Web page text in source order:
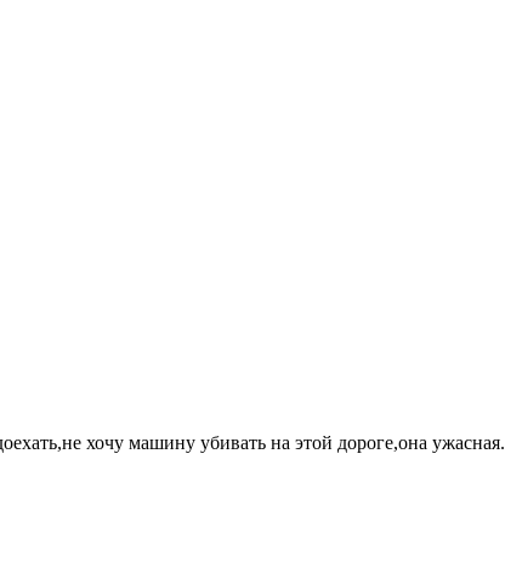
хочу машину убивать на этой дороге,она ужасная.